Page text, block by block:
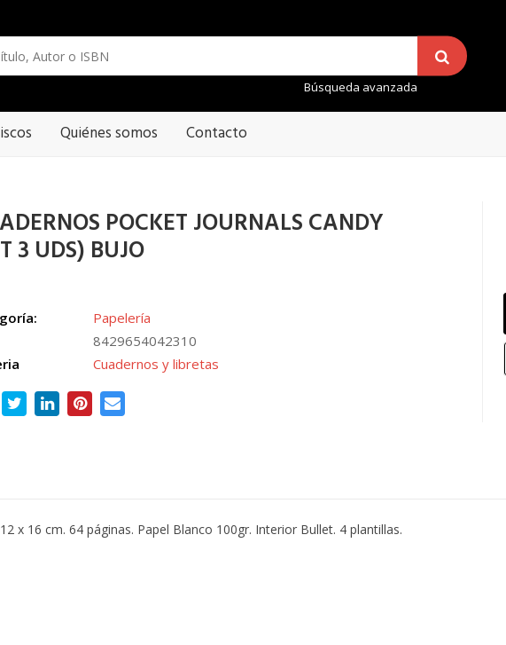
Búsqueda avanzada
Quiénes somos Contacto
POCKET JOURNALS CANDY
3 UDS) BUJO
Papelería
8429654042310
Cuadernos y libretas
x 16 cm. 64 páginas. Papel Blanco 100gr. Interior Bullet. 4 plantillas.